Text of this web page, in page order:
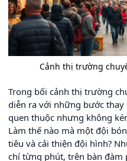
Cảnh thị trường
Trong bối cảnh thị trường
diễn ra với những bước
quen thuộc nhưng không
Làm thế nào mà một đội
tiêu và cải thiện đội hình?
chí từng phút, trên bàn đàm